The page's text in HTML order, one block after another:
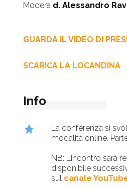
Modera d. Alessandro
GUARDA IL VIDEO DI
SCARICA LA LOCANDINA
Info
star
La conferenza si
modalità online.
NB: L’incontro sarà
disponibile
sul canale